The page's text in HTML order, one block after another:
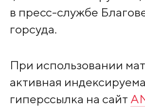
в пресс-службе
горсуда.
При использовании
активная
гиперссылка на сайт